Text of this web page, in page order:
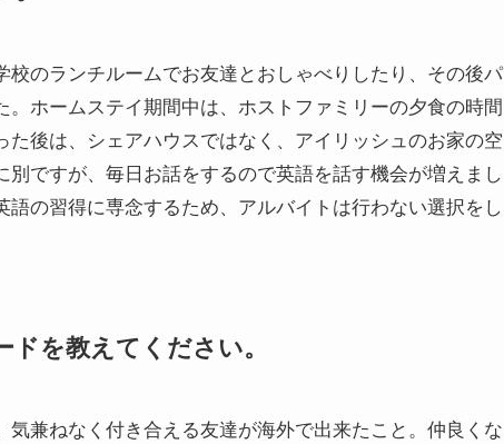
のランチルームでお友達とおしゃべりしたり、その後パ
ホームステイ期間中は、ホストファミリーの夕食の時間
後は、シェアハウスではなく、アイリッシュのお家の空
ですが、毎日お話をするので英語を話す機会が増えまし
の習得に専念するため、アルバイトは行わない選択をし
を教えてください。
兼ねなく付き合える友達が海外で出来たこと。仲良くな